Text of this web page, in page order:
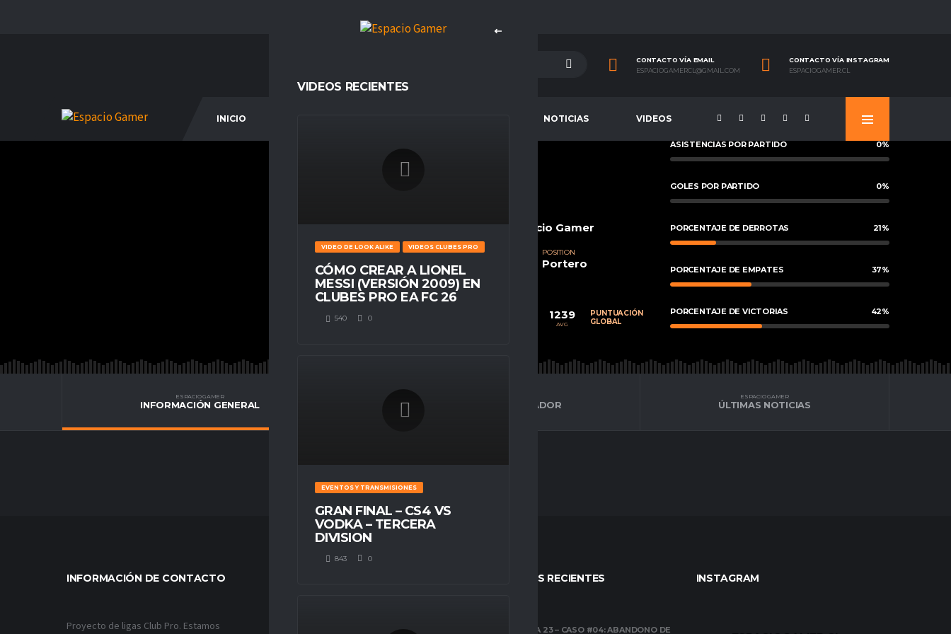
CONTACTO VÍA EMAIL
ESPACIOGAMERCL@GMAIL.COM
CONTACTO VÍA INSTAGRAM
ESPACIOGAMER.CL
INICIO NOTICIAS VIDEOS
VIDEOS RECIENTES
VIDEO DE LOOK ALIKE VIDEOS CLUBES PRO
CÓMO CREAR A LIONEL
MESSI (VERSIÓN 2009) EN
CLUBES PRO EA FC 26
540 0
EVENTOS Y TRANSMISIONES
GRAN FINAL – CS4 VS
VODKA – TERCERA
DIVISION
843 0
LEOX2008X
Challengers, Espacio Gamer
SEASONS
Temporada 23
NATIONALITY POSITION
Portero
61 1239
AVG
PUNTUACIÓN
GLOBAL
ASISTENCIAS POR PARTIDO 0%
GOLES POR PARTIDO 0%
PORCENTAJE DE DERROTAS 21%
PORCENTAJE DE EMPATES 37%
PORCENTAJE DE VICTORIAS 42%
ESPACIO GAMER
INFORMACIÓN GENERAL ESTADÍSTICAS DEL JUGADOR
ESPACIO GAMER
ÚLTIMAS NOTICIAS
INFORMACIÓN DE CONTACTO
Proyecto de ligas Club Pro. Estamos
ENTRADAS RECIENTES
TEMPORADA 23 – CASO #04: ABANDONO DE
INSTAGRAM